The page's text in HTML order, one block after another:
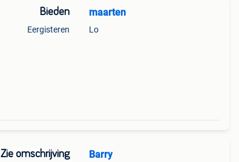
Bieden
Eergisteren
maarten
Lo
Zie omschrijving Barry